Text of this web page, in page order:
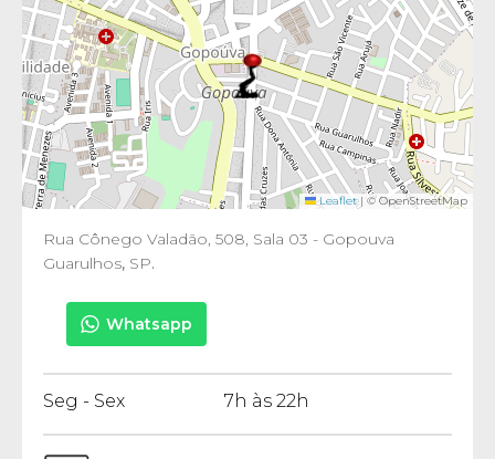
Leaflet | © OpenStreetMap
Rua Cônego Valadão, 508, Sala 03 - Gopouva
Guarulhos, SP.
Whatsapp
Seg - Sex 7h às 22h